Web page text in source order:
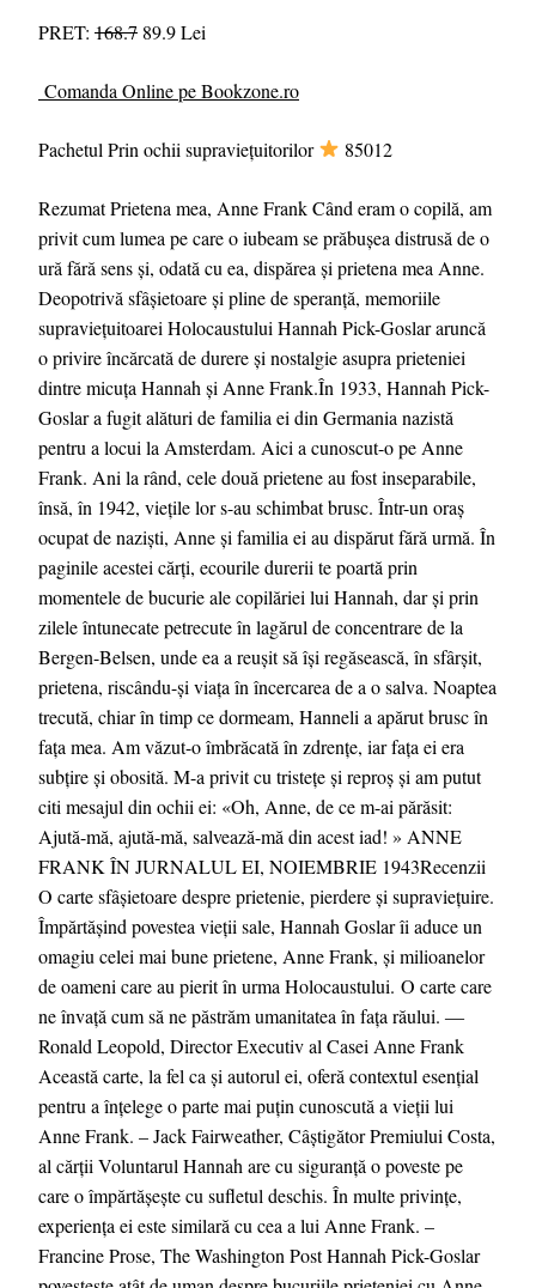
PRET: 168.7 89.9 Lei
Comanda Online pe Bookzone.ro
Pachetul Prin ochii supraviețuitorilor 85012
Rezumat Prietena mea, Anne Frank Când eram o copilă, am
privit cum lumea pe care o iubeam se prăbușea distrusă de o
ură fără sens și, odată cu ea, dispărea și prietena mea Anne.
Deopotrivă sfâșietoare și pline de speranță, memoriile
supraviețuitoarei Holocaustului Hannah Pick-Goslar aruncă
o privire încărcată de durere și nostalgie asupra prieteniei
dintre micuța Hannah și Anne Frank.În 1933, Hannah Pick-
Goslar a fugit alături de familia ei din Germania nazistă
pentru a locui la Amsterdam. Aici a cunoscut-o pe Anne
Frank. Ani la rând, cele două prietene au fost inseparabile,
însă, în 1942, viețile lor s-au schimbat brusc. Într-un oraș
ocupat de naziști, Anne și familia ei au dispărut fără urmă. În
paginile acestei cărți, ecourile durerii te poartă prin
momentele de bucurie ale copilăriei lui Hannah, dar și prin
zilele întunecate petrecute în lagărul de concentrare de la
Bergen-Belsen, unde ea a reușit să își regăsească, în sfârșit,
prietena, riscându-și viața în încercarea de a o salva. Noaptea
trecută, chiar în timp ce dormeam, Hanneli a apărut brusc în
fața mea. Am văzut-o îmbrăcată în zdrențe, iar fața ei era
subțire și obosită. M-a privit cu tristețe și reproș și am putut
citi mesajul din ochii ei: «Oh, Anne, de ce m-ai părăsit:
Ajută-mă, ajută-mă, salvează-mă din acest iad! » ANNE
FRANK ÎN JURNALUL EI, NOIEMBRIE 1943Recenzii
O carte sfâșietoare despre prietenie, pierdere și supraviețuire.
Împărtășind povestea vieții sale, Hannah Goslar îi aduce un
omagiu celei mai bune prietene, Anne Frank, și milioanelor
de oameni care au pierit în urma Holocaustului. O carte care
ne învață cum să ne păstrăm umanitatea în fața răului. ―
Ronald Leopold, Director Executiv al Casei Anne Frank
Această carte, la fel ca și autorul ei, oferă contextul esențial
pentru a înțelege o parte mai puțin cunoscută a vieții lui
Anne Frank. – Jack Fairweather, Câștigător Premiului Costa,
al cărții Voluntarul Hannah are cu siguranță o poveste pe
care o împărtășește cu sufletul deschis. În multe privințe,
experiența ei este similară cu cea a lui Anne Frank. –
Francine Prose, The Washington Post Hannah Pick-Goslar